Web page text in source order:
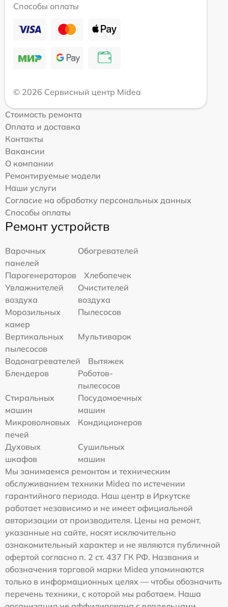
Способы оплаты
© 2026 Сервисный центр Midea
Стоимость ремонта
Оплата и доставка
Контакты
Вакансии
О компании
Ремонтируемые модели
Наши услуги
Согласие на обработку персональных данных
Способы оплаты
Ремонт устройств
Варочных
панелей
Обогревателей
Парогенераторов
Хлебопечек
Увлажнителей
воздуха
Очистителей
воздуха
Морозильных
камер
Пылесосов
Вертикальных
пылесосов
Мультиварок
Водонагревателей
Вытяжек
Блендеров
Роботов-
пылесосов
Стиральных
машин
Посудомоечных
машин
Микроволновых
печей
Кондиционеров
Духовых
шкафов
Сушильных
машин
Мы занимаемся ремонтом и техническим
обслуживанием техники Midea по истечении
гарантийного периода. Наш центр в Иркутске
работает независимо и не имеет официальной
авторизации от производителя. Цены на ремонт,
указанные на сайте, носят исключительно
ознакомительный характер и не являются публичной
офертой согласно п. 2 ст. 437 ГК РФ. Названия и
обозначения торговой марки Midea упоминаются
только в информационных целях — чтобы обозначить
перечень техники, с которой мы работаем. Наша